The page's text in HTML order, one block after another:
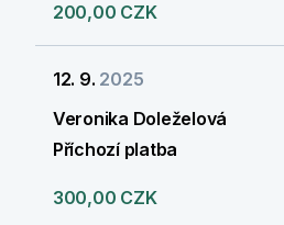
200,00 CZK
12. 9. 2025
Veronika Doleželová
Příchozí platba
300,00 CZK